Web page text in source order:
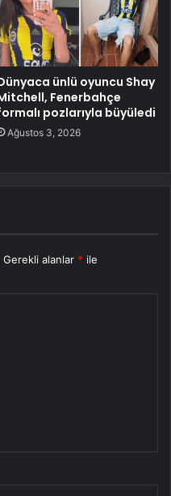
ünlü oyuncu Shay
Fenerbahçe
pozlarıyla büyüledi
Ağustos 3, 2026
Gerekli alanlar * ile